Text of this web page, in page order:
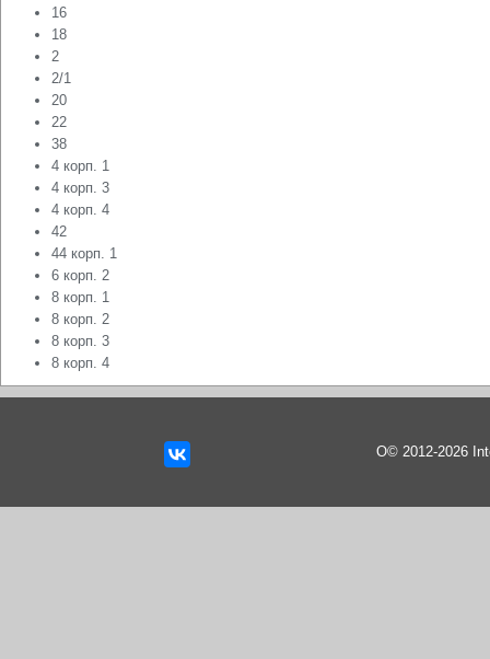
16
18
2
2/1
20
22
38
4 корп. 1
4 корп. 3
4 корп. 4
42
44 корп. 1
6 корп. 2
8 корп. 1
8 корп. 2
8 корп. 3
8 корп. 4
О© 2012-2026